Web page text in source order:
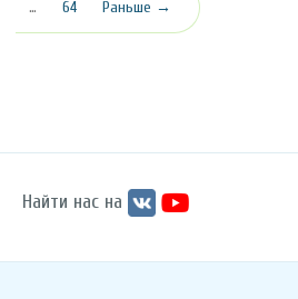
… 64 Раньше →
Найти нас на